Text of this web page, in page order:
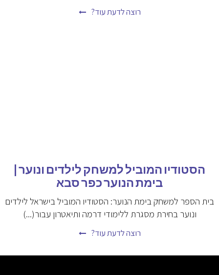
רוצה לדעת עוד?
הסטודיו המוביל למשחק לילדים ונוער |
בימת הנוער כפר סבא
בית הספר למשחק בימת הנוער: הסטודיו המוביל בישראל לילדים
ונוער בחירת מסגרת ללימודי דרמה ותיאטרון עבור(...)
רוצה לדעת עוד?